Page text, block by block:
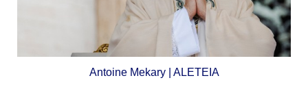
Antoine Mekary | ALETEIA